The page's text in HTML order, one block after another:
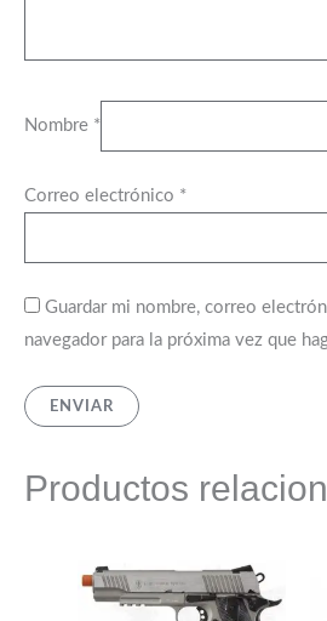
Nombre *
Correo electrónico *
Guardar mi nombre, correo
navegador para la próxima vez que
Productos